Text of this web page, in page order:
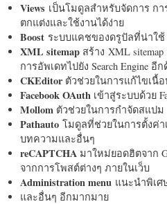
Views เป็นโมดูลสำหรับจัดการ ก
ตกแต่งและใช้งานได้ง่าย
Boost ระบบแคชของดรูปัลที่น่าใช้
XML sitemap สร้าง XML
การอัพเดทไปยัง Search Engine อี
CKEditorตัวช่วยในการแก้ไขเนื้
Facebook OAuth เข้าสู่ระบบด้วย
Mollom ตัวช่วยในการกำจัดสแปม
Pathauto โมดูลที่ช่วยในการตั้งค่
บทความและอื่นๆ
reCAPTCHA มาใหม่ยอดฮิตจาก
จากการโพสต์ต่างๆ ภายในเว็บ
Administration menu แนะนำพิเ
และอื่นๆ อีกมากมาย